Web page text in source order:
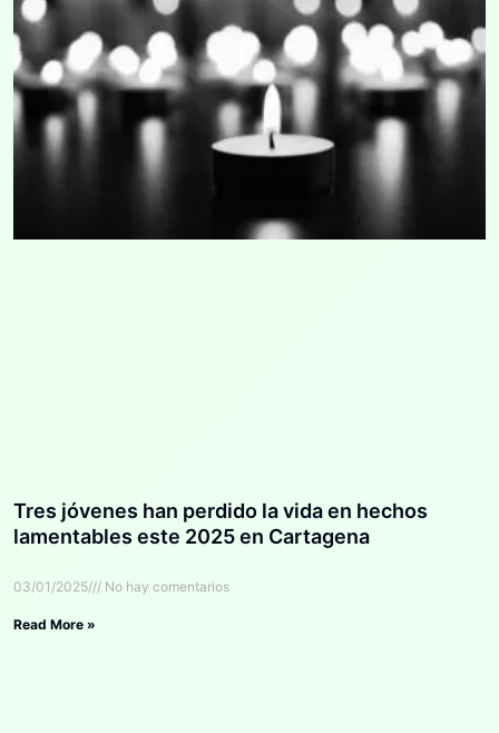
Tres jóvenes han perdido la vida en hechos
lamentables este 2025 en Cartagena
03/01/2025 No hay comentarios
Read More »